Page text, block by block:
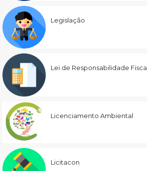
Legislação
Lei de Responsabilidade Fiscal
Licenciamento Ambiental
Licitacon